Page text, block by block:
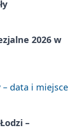
2026 w
– data i miejsce
–